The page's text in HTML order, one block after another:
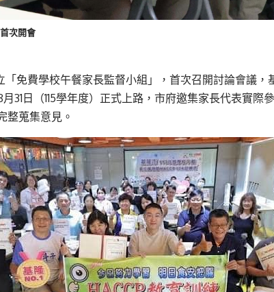
次開會
免費學校午餐家長監督小組」，首次召開討論會議，
月31日（115學年度）正式上路，市府邀集家長代表實際
整蒐集意見。